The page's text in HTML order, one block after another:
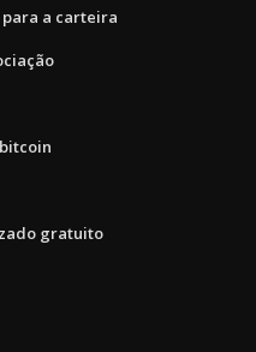
a carteira
gratuito